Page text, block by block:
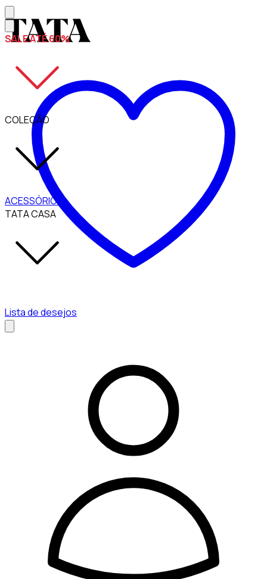
SALE ATÉ 60%
COLEÇÃO
ACESSÓRIOS
TATA CASA
Lista de desejos